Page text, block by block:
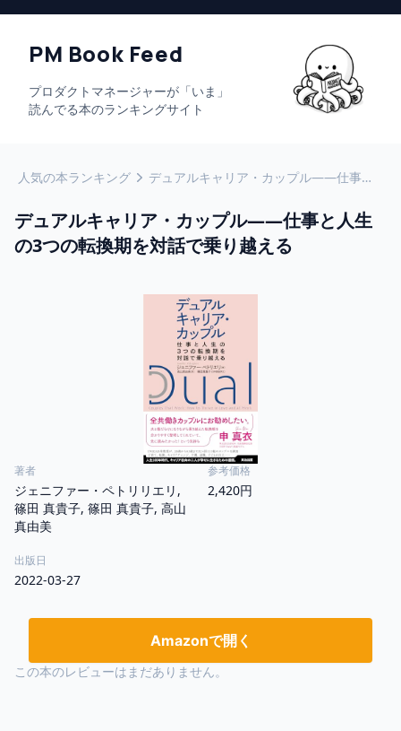
PM Book Feed
プロダクトマネージャーが「いま」
読んでる本のランキングサイト
人気の本ランキング デュアルキャリア・カップル――仕事と人生の3つの転換期を対話で乗り越える
デュアルキャリア・カップル――仕事と人生
の3つの転換期を対話で乗り越える
著者
ジェニファー・ペトリリエリ,
篠田 真貴子, 篠田 真貴子, 高山
真由美
参考価格
2,420円
出版日
2022-03-27
Amazonで開く
この本のレビューはまだありません。